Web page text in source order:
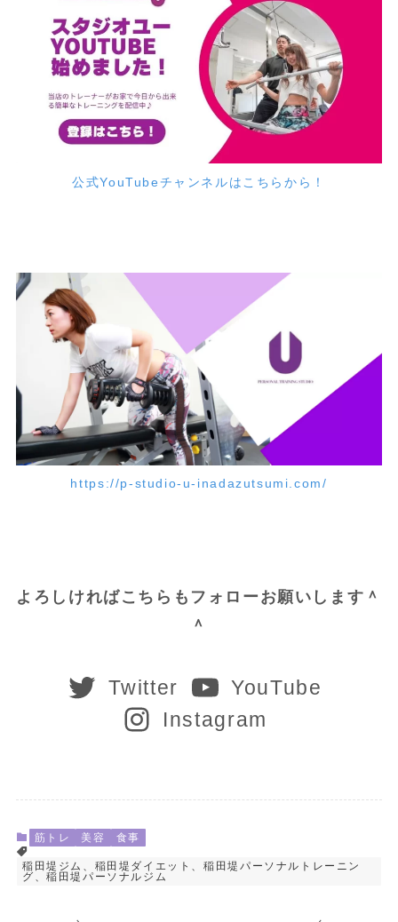
公式YouTubeチャンネルはこちらから！
https://p-studio-u-inadazutsumi.com/
よろしければこちらもフォローお願いします＾
＾
Twitter
YouTube
Instagram
筋トレ 美容 食事
稲田堤ジム、稲田堤ダイエット、稲田堤パーソナルトレーニン
グ、稲田堤パーソナルジム